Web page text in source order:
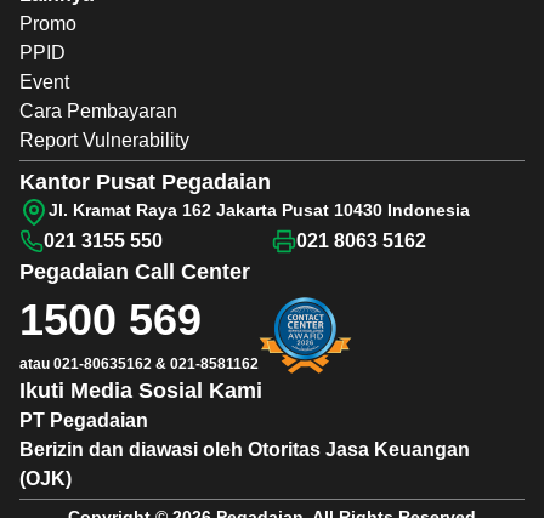
Promo
PPID
Event
Cara Pembayaran
Report Vulnerability
PT Pegadaian
Berizin dan diawasi oleh Otoritas Jasa Keuangan
(OJK)
Ikuti Media Sosial Kami
Pegadaian Call Center
1500 569
atau 021-80635162 & 021-8581162
Kantor Pusat Pegadaian
Jl. Kramat Raya 162 Jakarta Pusat 10430 Indonesia
021 3155 550 021 8063 5162